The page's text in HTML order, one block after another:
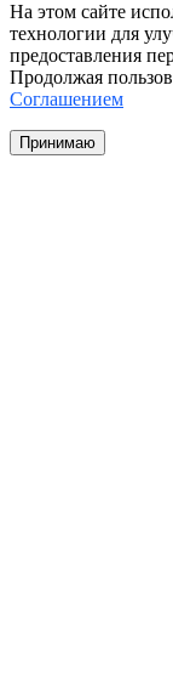
На этом сайте
технологии для
предоставления
Продолжая
Соглашением
Принимаю